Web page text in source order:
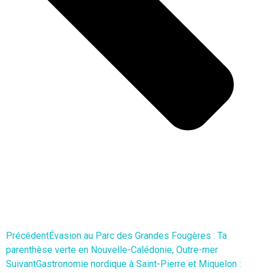
PrécédentÉvasion au Parc des Grandes Fougères : Ta
parenthèse verte en Nouvelle-Calédonie, Outre-mer
SuivantGastronomie nordique à Saint-Pierre et Miquelon :